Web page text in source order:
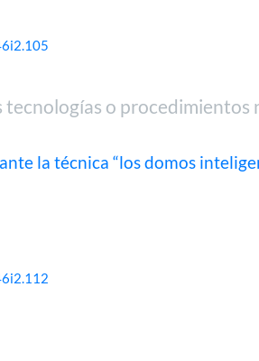
tecnologías o procedimientos
la técnica “los domos